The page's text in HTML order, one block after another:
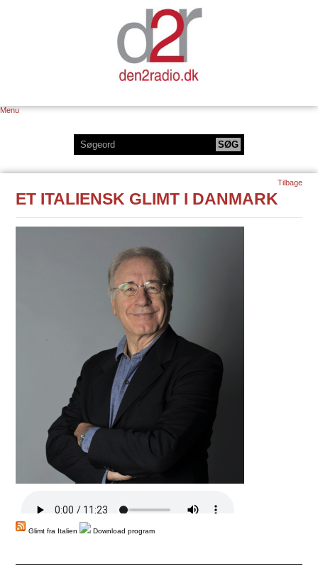
Menu
ET ITALIENSK GLIMT I DANMARK
Glimt fra Italien Download program
Tilbage